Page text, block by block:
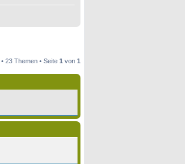
• 23 Themen • Seite 1 von 1